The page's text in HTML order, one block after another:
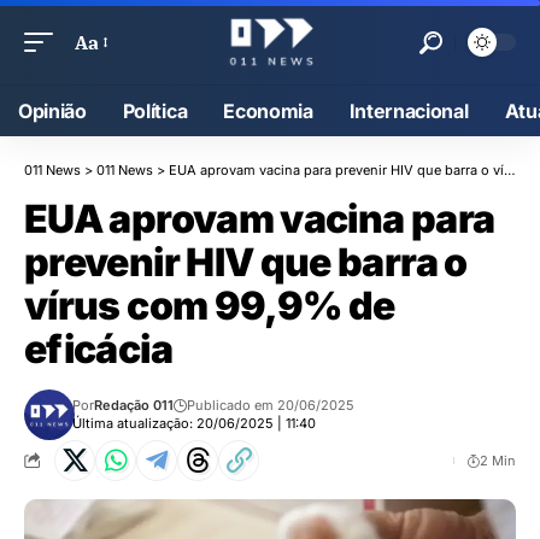
Aa
Opinião Política Economia Internacional
011 News > 011 News > EUA aprovam vacina para prevenir HIV que barra o vírus com 99,9% de eficácia
EUA aprovam vacina para
prevenir HIV que barra o
vírus com 99,9% de
eficácia
Última atualização: 20/06/2025 | 11:40
PorRedação 011 Publicado em 20/06/2025
2 Min